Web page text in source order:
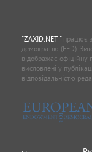
"ZAXID.NET "працює
демократію (EED).
відображає офіційну
висловлені у
відповідальністю